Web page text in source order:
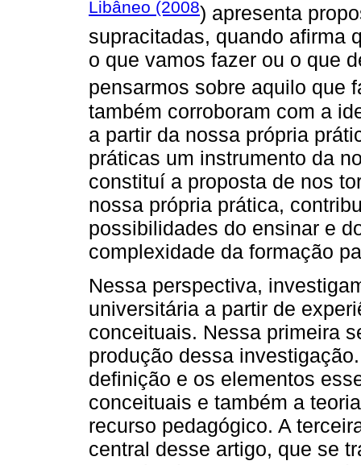
Libâneo (2008) apresenta
supracitadas, quando afirma
o que vamos fazer ou o que
pensarmos sobre aquilo que
também corroboram com a
a partir da nossa própria
práticas um instrumento da
constituí a proposta de nos
nossa própria prática,
possibilidades do ensinar e
complexidade da formação
Nessa perspectiva,
universitária a partir de
conceituais. Nessa primeira
produção dessa
definição e os elementos
conceituais e também a
recurso pedagógico. A
central desse artigo, que se